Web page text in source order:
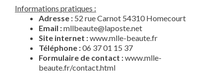
Informations pratiques :
Adresse : 52 rue Carnot 54310 Homecourt
Email :mllbeaute@laposte.net
Site internet :www.mlle-beaute.fr
Téléphone :06 37 01 15 37
Formulaire de contact :www.mlle-
beaute.fr/contact.html